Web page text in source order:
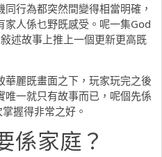
行為都突然間變得相當明確，
家人係乜野既感受。呢一集God
述故事上推上一個更新更高既
麗既畫面之下，玩家玩完之後
一就只有故事而已，呢個先係
握得非常之好。
係家庭？